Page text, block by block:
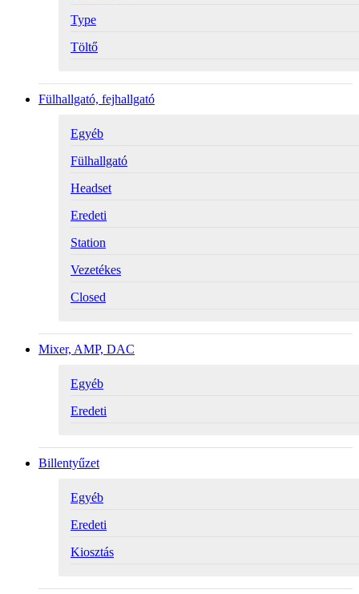
Type
Töltő
Fülhallgató, fejhallgató
Egyéb
Fülhallgató
Headset
Eredeti
Station
Vezetékes
Closed
Mixer, AMP, DAC
Egyéb
Eredeti
Billentyűzet
Egyéb
Eredeti
Kiosztás